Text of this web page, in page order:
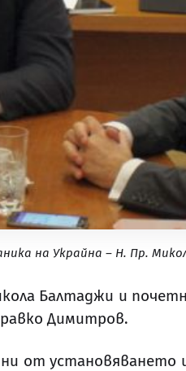
на Украйна – Н. Пр.
Балтаджи и п
Димитров.
от установяването